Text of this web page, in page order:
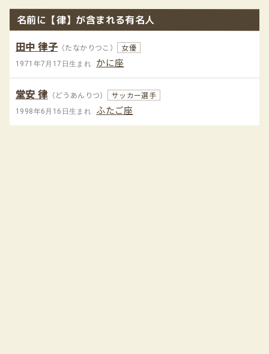
名前に【律】が含まれる有名人
田中 律子（たなかりつこ） 女優
1971年7月17日生まれ かに座
堂安 律（どうあんりつ） サッカー選手
1998年6月16日生まれ ふたご座